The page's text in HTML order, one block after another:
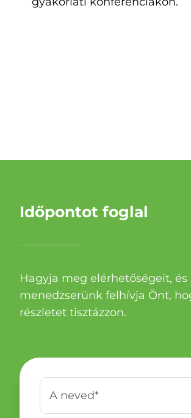
Időpontot foglal
Hagyja meg elérhetőségeit, és
menedzserünk felhívja Önt,
részletet tisztázzon.